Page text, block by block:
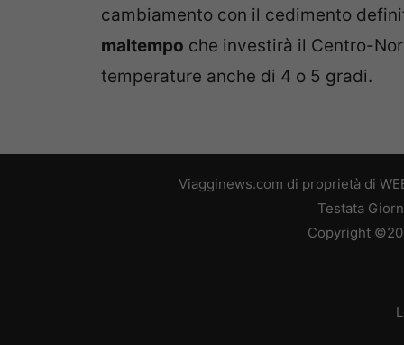
cambiamento con il cedimento
maltempo che investirà il Centro-
temperature anche di 4 o 5 gradi.
Viagginews.com di proprietà di
Testata
Copyright